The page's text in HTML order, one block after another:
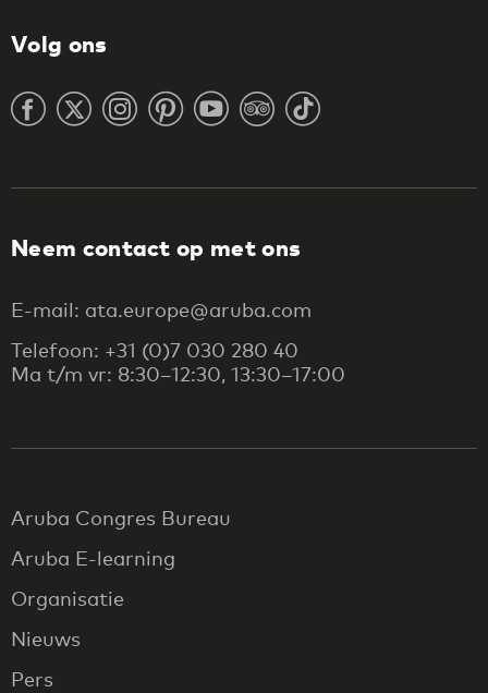
Volg ons
Neem contact op met ons
E-mail: ata.europe@aruba.com
Telefoon: +31 (0)7 030 280 40
Ma t/m vr: 8:30–12:30, 13:30–17:00
Aruba Congres Bureau
Aruba E-learning
Organisatie
Nieuws
Pers